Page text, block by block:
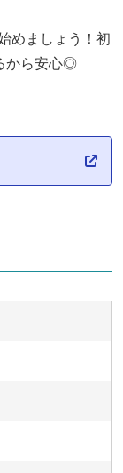
めましょう！初
から安心◎